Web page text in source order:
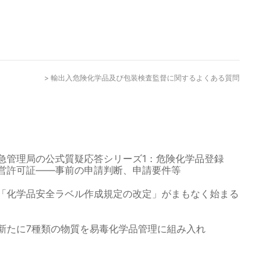
> 輸出入危険化学品及び包装検査監督に関するよくある質問
管理局の公式質疑応答シリーズ1：危険化学品登録
許可証――事前の申請判断、申請要件等
化学品安全ラベル作成規定の改定」がまもなく始まる
たに7種類の物質を易毒化学品管理に組み入れ